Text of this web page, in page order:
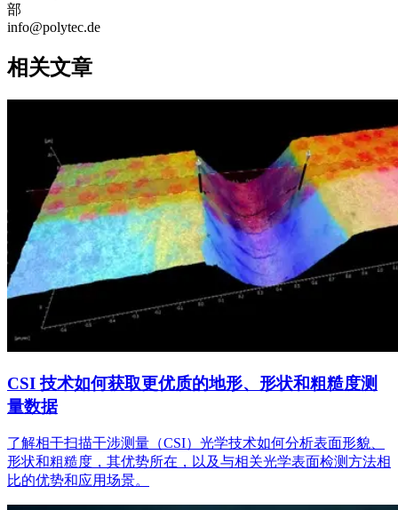
部
info@polytec.de
相关文章
CSI 技术如何获取更优质的地形、形状和粗糙度测
量数据
了解相干扫描干涉测量（CSI）光学技术如何分析表面形貌、
形状和粗糙度，其优势所在，以及与相关光学表面检测方法相
比的优势和应用场景。